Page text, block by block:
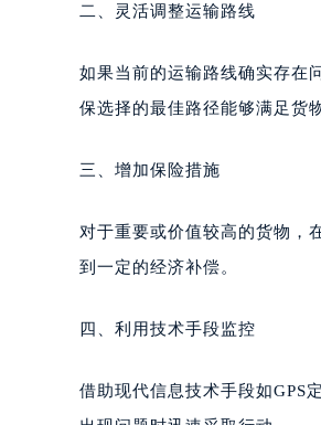
二、灵活调整运输路线
如果当前的运输路线确实存在
保选择的最佳路径能够满足货
三、增加保险措施
对于重要或价值较高的货物，
到一定的经济补偿。
四、利用技术手段监控
借助现代信息技术手段如GPS